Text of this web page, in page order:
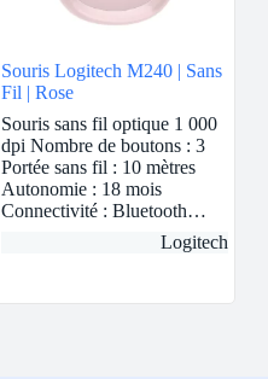
Souris Logitech M240 | Sans
Fil | Rose
Souris sans fil optique 1 000
dpi Nombre de boutons : 3
Portée sans fil : 10 mètres
Autonomie : 18 mois
Connectivité : Bluetooth…
Logitech